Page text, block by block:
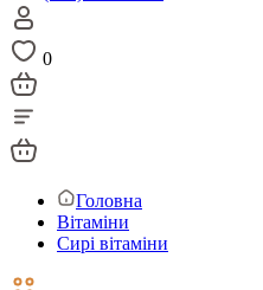
0
Головна
Вітаміни
Сирі вітаміни